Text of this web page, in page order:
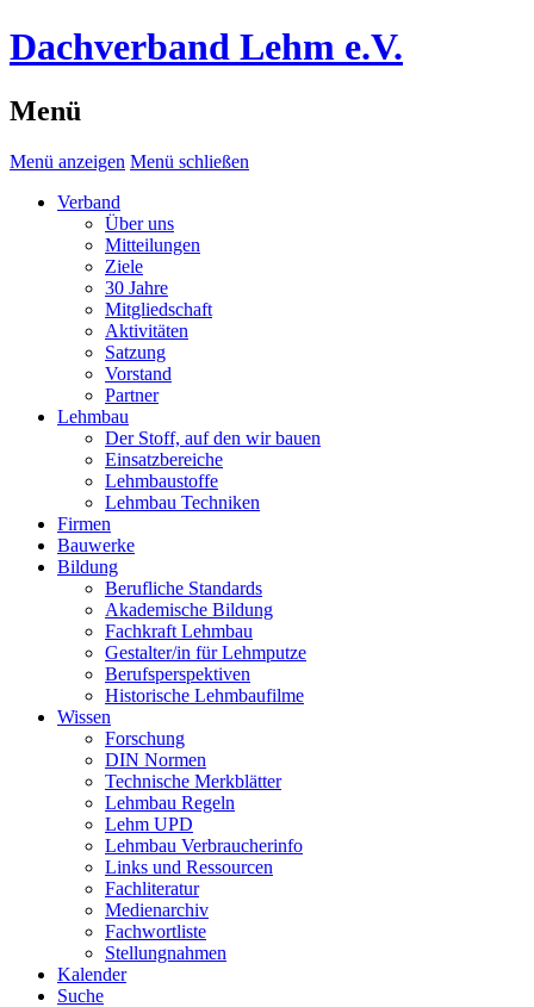
Dachverband Lehm e.V.
Menü
Menü anzeigen Menü schließen
Verband
Über uns
Mitteilungen
Ziele
30 Jahre
Mitgliedschaft
Aktivitäten
Satzung
Vorstand
Partner
Lehmbau
Der Stoff, auf den wir bauen
Einsatzbereiche
Lehmbaustoffe
Lehmbau Techniken
Firmen
Bauwerke
Bildung
Berufliche Standards
Akademische Bildung
Fachkraft Lehmbau
Gestalter/in für Lehmputze
Berufsperspektiven
Historische Lehmbaufilme
Wissen
Forschung
DIN Normen
Technische Merkblätter
Lehmbau Regeln
Lehm UPD
Lehmbau Verbraucherinfo
Links und Ressourcen
Fachliteratur
Medienarchiv
Fachwortliste
Stellungnahmen
Kalender
Suche